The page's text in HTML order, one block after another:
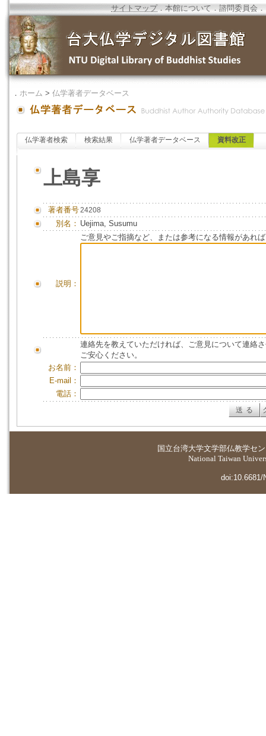
サイトマップ．本館について ．諮問委員会 ．
． ホーム > 仏学著者データベース
仏学著者検索 検索結果 仏学著者データベース 資料改正
上島享
著者番号24208
別名： Uejima, Susumu
説明：
ご意見やご指摘など、または参考になる情報があれ
連絡先を教えていただければ、ご意見について連絡
ご安心ください。
お名前：
E-mail：
電話：
国立台湾大学文学部仏教学セ
National Taiwan
doi:10.6681/